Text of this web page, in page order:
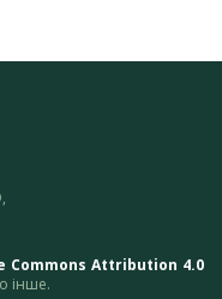
Commons Attribution 4.0
інше.